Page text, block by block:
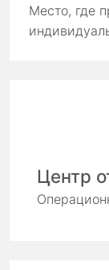
Место, где
Центр